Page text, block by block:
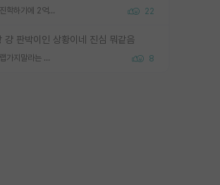
박사진학하기에 2억은 괜찮은 (?) 정도의 경제력인가요 22
걍 판박이인 상황이네 진심 뭐같음
신생랩가지말라는 이유가 있었구나 8